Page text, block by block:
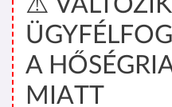
A
MIATT